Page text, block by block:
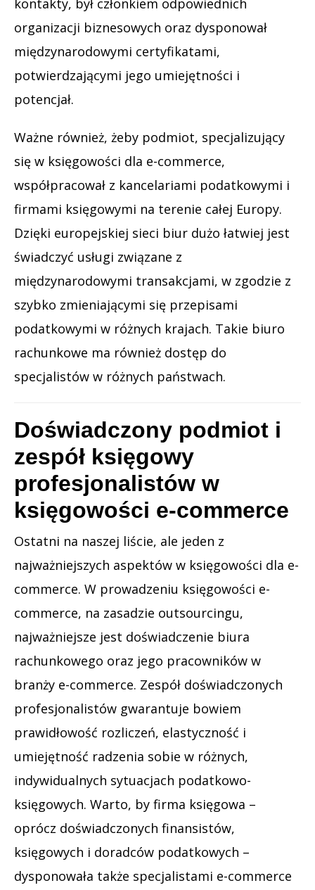
kontakty, był członkiem odpowiednich
organizacji biznesowych oraz dysponował
międzynarodowymi certyfikatami,
potwierdzającymi jego umiejętności i
potencjał.
Ważne również, żeby podmiot, specjalizujący
się w księgowości dla e-commerce,
współpracował z kancelariami podatkowymi i
firmami księgowymi na terenie całej Europy.
Dzięki europejskiej sieci biur dużo łatwiej jest
świadczyć usługi związane z
międzynarodowymi transakcjami, w zgodzie z
szybko zmieniającymi się przepisami
podatkowymi w różnych krajach. Takie biuro
rachunkowe ma również dostęp do
specjalistów w różnych państwach.
Doświadczony podmiot i
zespół księgowy
profesjonalistów w
księgowości e-commerce
Ostatni na naszej liście, ale jeden z
najważniejszych aspektów w księgowości dla e-
commerce. W prowadzeniu księgowości e-
commerce, na zasadzie outsourcingu,
najważniejsze jest doświadczenie biura
rachunkowego oraz jego pracowników w
branży e-commerce. Zespół doświadczonych
profesjonalistów gwarantuje bowiem
prawidłowość rozliczeń, elastyczność i
umiejętność radzenia sobie w różnych,
indywidualnych sytuacjach podatkowo-
księgowych. Warto, by firma księgowa –
oprócz doświadczonych finansistów,
księgowych i doradców podatkowych –
dysponowała także specjalistami e-commerce